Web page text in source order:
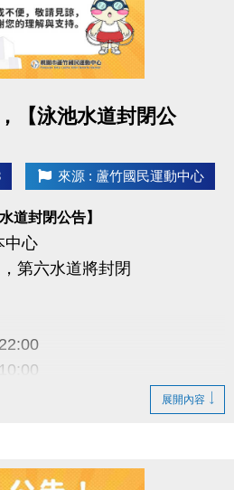
【泳池水道封閉公
來源 : 蘆竹國民運動中心
道封閉公告】
中心
第六水道將封閉
謝您的理解與配合
展開內容